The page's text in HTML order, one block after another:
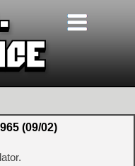
(09/02)